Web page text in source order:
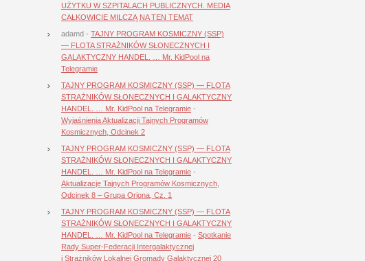
UŻYTKU W SZPITALACH PUBLICZNYCH. MEDIA
CAŁKOWICIE MILCZĄ NA TEN TEMAT
adamd - TAJNY PROGRAM KOSMICZNY (SSP)
— FLOTA STRAŻNIKÓW SŁONECZNYCH I
GALAKTYCZNY HANDEL. … Mr. KidPool na
Telegramie
TAJNY PROGRAM KOSMICZNY (SSP) — FLOTA
STRAŻNIKÓW SŁONECZNYCH I GALAKTYCZNY
HANDEL. … Mr. KidPool na Telegramie -
Wyjaśnienia Aktualizacji Tajnych Programów
Kosmicznych, Odcinek 2
TAJNY PROGRAM KOSMICZNY (SSP) — FLOTA
STRAŻNIKÓW SŁONECZNYCH I GALAKTYCZNY
HANDEL. … Mr. KidPool na Telegramie -
Aktualizacje Tajnych Programów Kosmicznych,
Odcinek 8 – Grupa Oriona, Cz. 1
TAJNY PROGRAM KOSMICZNY (SSP) — FLOTA
STRAŻNIKÓW SŁONECZNYCH I GALAKTYCZNY
HANDEL. … Mr. KidPool na Telegramie - Spotkanie
Rady Super-Federacji Intergalaktycznej
i Strażników Lokalnej Gromady Galaktycznej 20